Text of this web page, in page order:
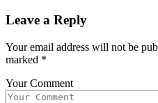
Leave a Reply
Your email address will not be
marked *
Your Comment